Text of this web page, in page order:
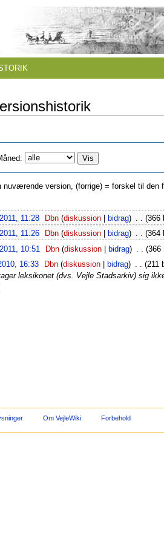
version, (forrige) = forskel til den
11:28 Dbn (diskussion bidrag) . . (366
11:26 Dbn (diskussion bidrag) . . (364
10:51 Dbn (diskussion bidrag) (366
16:33 Dbn (diskussion bidrag) . . (211
leksikonet (dvs. Vejle Stadsarkiv) sig
Om VejleWiki Forbehold